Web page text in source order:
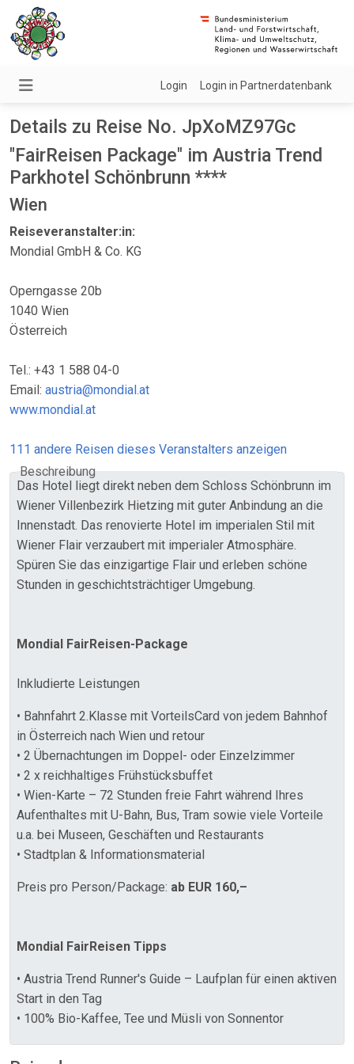
Login Login in Partnerdatenbank
Details zu Reise No. JpXoMZ97Gc
"FairReisen Package" im Austria Trend
Parkhotel Schönbrunn ****
Wien
Reiseveranstalter:in:
Mondial GmbH & Co. KG
Operngasse 20b
1040 Wien
Österreich
Tel.: +43 1 588 04-0
Email: austria@mondial.at
www.mondial.at
111 andere Reisen dieses Veranstalters anzeigen
Beschreibung
Das Hotel liegt direkt neben dem Schloss Schönbrunn im
Wiener Villenbezirk Hietzing mit guter Anbindung an die
Innenstadt. Das renovierte Hotel im imperialen Stil mit
Wiener Flair verzaubert mit imperialer Atmosphäre.
Spüren Sie das einzigartige Flair und erleben schöne
Stunden in geschichtsträchtiger Umgebung.
Mondial FairReisen-Package
Inkludierte Leistungen
• Bahnfahrt 2.Klasse mit VorteilsCard von jedem Bahnhof
in Österreich nach Wien und retour
• 2 Übernachtungen im Doppel- oder Einzelzimmer
• 2 x reichhaltiges Frühstücksbuffet
• Wien-Karte – 72 Stunden freie Fahrt während Ihres
Aufenthaltes mit U-Bahn, Bus, Tram sowie viele Vorteile
u.a. bei Museen, Geschäften und Restaurants
• Stadtplan & Informationsmaterial
Preis pro Person/Package: ab EUR 160,–
Mondial FairReisen Tipps
• Austria Trend Runner's Guide – Laufplan für einen aktiven
Start in den Tag
• 100% Bio-Kaffee, Tee und Müsli von Sonnentor